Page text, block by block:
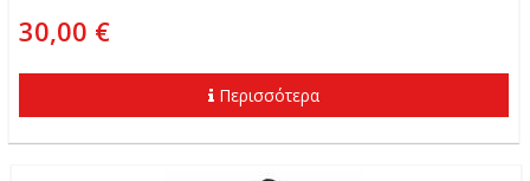
30,00 €
Περισσότερα